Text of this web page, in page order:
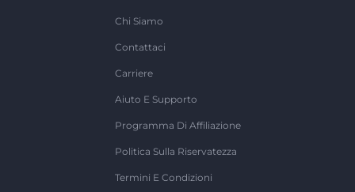
Chi Siamo
Contattaci
Carriere
Aiuto E Supporto
Programma Di Affiliazione
Politica Sulla Riservatezza
Termini E Condizioni